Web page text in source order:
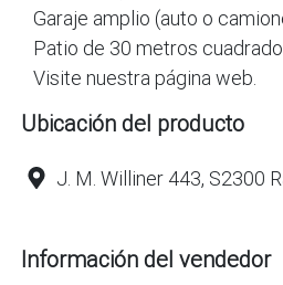
Garaje amplio (auto o
Patio de 30 metros
Visite nuestra página web.
Ubicación del producto
J. M. Williner 443, S2300
Información del vendedor